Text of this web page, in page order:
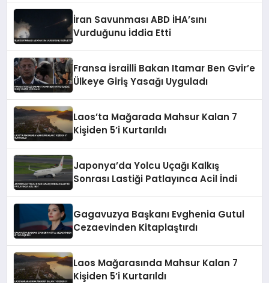
İran Savunması ABD İHA’sını
Vurduğunu İddia Etti
Fransa İsrailli Bakan Itamar Ben Gvir’e
Ülkeye Giriş Yasağı Uyguladı
Laos’ta Mağarada Mahsur Kalan 7
Kişiden 5’i Kurtarıldı
Japonya’da Yolcu Uçağı Kalkış
Sonrası Lastiği Patlayınca Acil İndi
Gagavuzya Başkanı Evghenia Gutul
Cezaevinden Kitaplaştırdı
Laos Mağarasında Mahsur Kalan 7
Kişiden 5’i Kurtarıldı